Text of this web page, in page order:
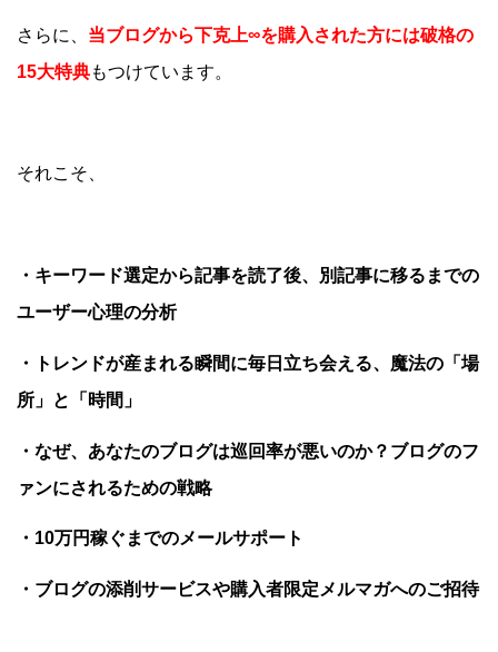
さらに、 当ブログから下克上∞を購入された方には破格の
15大特典もつけています。
それこそ、
・キーワード選定から記事を読了後、別記事に移るまでの
ユーザー心理の分析
・トレンドが産まれる瞬間に毎日立ち会える、魔法の「場
所」と「時間」
・なぜ、あなたのブログは巡回率が悪いのか？ブログのフ
ァンにされるための戦略
・10万円稼ぐまでのメールサポート
・ブログの添削サービスや購入者限定メルマガへのご招待